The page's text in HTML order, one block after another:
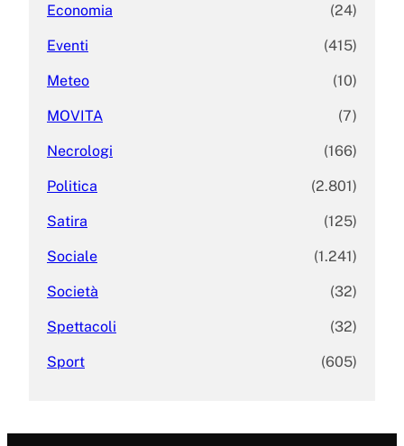
Economia (24)
Eventi (415)
Meteo (10)
MOVITA (7)
Necrologi (166)
Politica (2.801)
Satira (125)
Sociale (1.241)
Società (32)
Spettacoli (32)
Sport (605)